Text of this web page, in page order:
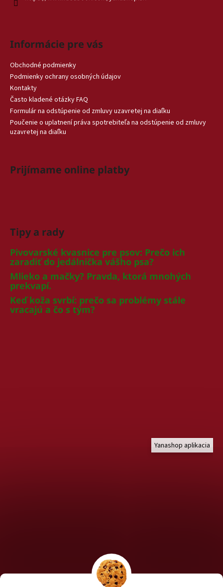
Informácie pre vás
Obchodné podmienky
Podmienky ochrany osobných údajov
Kontakty
Často kladené otázky FAQ
Formulár na odstúpenie od zmluvy uzavretej na diaľku
Poučenie o uplatnení práva spotrebiteľa na odstúpenie od zmluvy
uzavretej na diaľku
Prijímame online platby
Tipy a rady
Pivovarské kvasnice pre psov: Prečo ich
zaradiť do jedálnička vášho psa?
Mlieko a mačky? Pravda, ktorá mnohých
prekvapí.
Keď koža svrbí: prečo sa problémy stále
vracajú a čo s tým?
Yanashop aplikacia